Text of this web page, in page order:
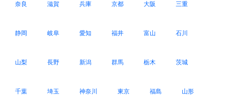
奈良 滋賀 兵庫 京都 大阪 三重
静岡 岐阜 愛知 福井 富山 石川
山梨 長野 新潟 群馬 栃木 茨城
千葉 埼玉 神奈川 東京 福島 山形